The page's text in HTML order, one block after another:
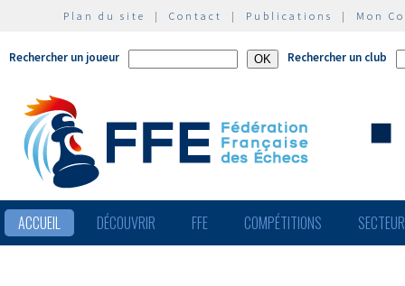
Plan du site | Contact | Publications | Mon
Rechercher un joueur Rechercher un club
ACCUEIL DÉCOUVRIR FFE COMPÉTITIONS